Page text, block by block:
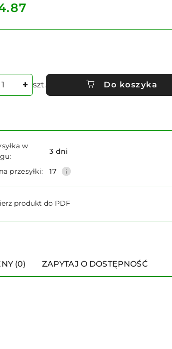
szt. Do koszyka
w
3 dni
przesyłki: 17
produkt do PDF
(0) ZAPYTAJ O DOSTĘPNOŚĆ